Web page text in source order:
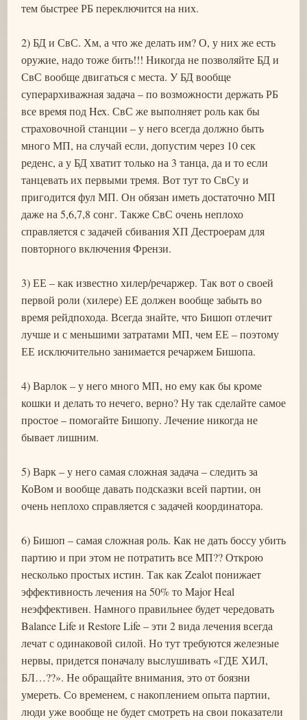
тем быстрее РБ переключится на них.
2) БД и СвС. Хм, а что же делать им? О, у них же есть
оружие, надо тоже бить!!! Никогда не позволяйте БД и
СвС вообще двигаться с места. У БД вообще
суперархиважная задача – по возможности держать РБ
все время под Hex. СвС же выполняет роль как бы
страховочной станции – у него всегда должно быть
много МП, на случай если, допустим через 10 сек
реденс, а у БД хватит только на 3 танца, да и то если
танцевать их первыми тремя. Вот тут то СвСу и
пригодится фул МП. Он обязан иметь достаточно МП
даже на 5,6,7,8 сонг. Также СвС очень неплохо
справляется с задачей сбивания ХП Дестроерам для
повторного включения Френзи.
3) ЕЕ – как известно хилер/речаржер. Так вот о своей
первой роли (хилере) ЕЕ должен вообще забыть во
время рейдпохода. Всегда знайте, что Бишоп отлечит
лучше и с меньшими затратами МП, чем ЕЕ – поэтому
ЕЕ исключительно занимается речаржем Бишопа.
4) Варлок – у него много МП, но ему как бы кроме
кошки и делать то нечего, верно? Ну так сделайте самое
простое – помогайте Бишопу. Лечение никогда не
бывает лишним.
5) Варк – у него самая сложная задача – следить за
КоВом и вообще давать подсказки всей партии, он
очень неплохо справляется с задачей координатора.
6) Бишоп – самая сложная роль. Как не дать боссу убить
партию и при этом не потратить все МП?? Открою
несколько простых истин. Так как Zealot понижает
эффективность лечения на 50% то Major Heal
неэффективен. Намного правильнее будет чередовать
Balance Life и Restore Life – эти 2 вида лечения всегда
лечат с одинаковой силой. Но тут требуются железные
нервы, придется поначалу выслушивать «ГДЕ ХИЛ,
БЛ…??». Не обращайте внимания, это от боязни
умереть. Со временем, с накоплением опыта партии,
люди уже вообще не будет смотреть на свои показатели